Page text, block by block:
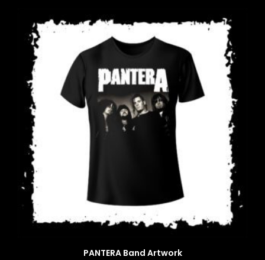
PANTERA Band Artwork